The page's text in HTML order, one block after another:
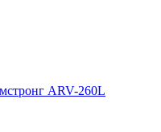
ARV-260L